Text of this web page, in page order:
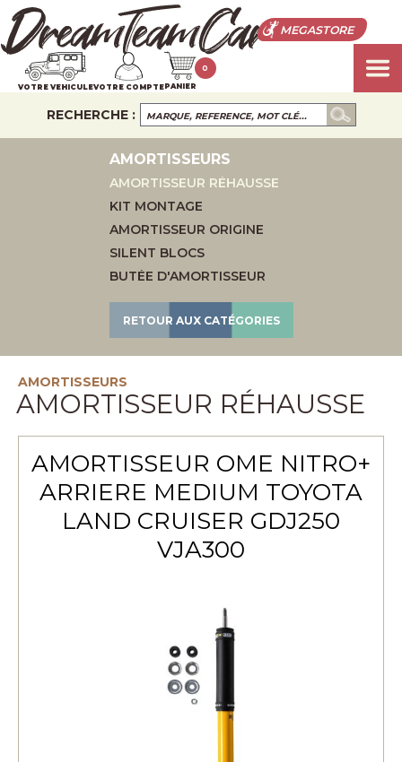
MEGASTORE
VOTRE VEHICULEVOTRE COMPTEPANIER
0
RECHERCHE :
AMORTISSEURS
AMORTISSEUR RÉHAUSSE
KIT MONTAGE
AMORTISSEUR ORIGINE
SILENT BLOCS
BUTÉE D'AMORTISSEUR
RETOUR AUX CATÉGORIES
AMORTISSEURS
AMORTISSEUR RÉHAUSSE
AMORTISSEUR OME NITRO+
ARRIERE MEDIUM TOYOTA
LAND CRUISER GDJ250
VJA300